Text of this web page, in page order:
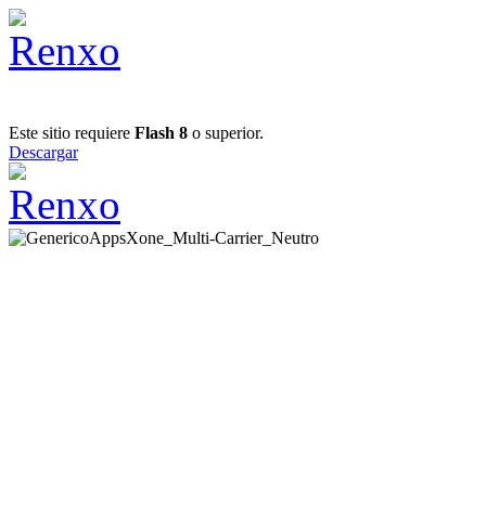
Este sitio requiere Flash 8 o superior.
Descargar